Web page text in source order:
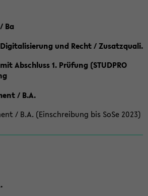
Ba
und Recht / Zusatzquali.
Abschluss 1. Prüfung (STUDPRO
/ B.A.
/ B.A. (Einschreibung bis SoSe 2023)